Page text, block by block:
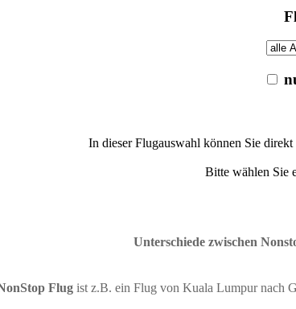
In dieser Flugauswahl können Sie
Bitte wählen Sie
Unterschiede zwischen
Flug ist z.B. ein Flug von Kuala Lumpur nach